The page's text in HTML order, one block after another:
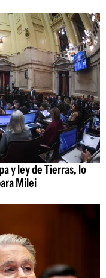
y ley de Tierras, lo
Milei